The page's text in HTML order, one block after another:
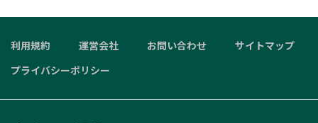
利用規約 運営会社 お問い合わせ
サイトマップ
プライバシーポリシー